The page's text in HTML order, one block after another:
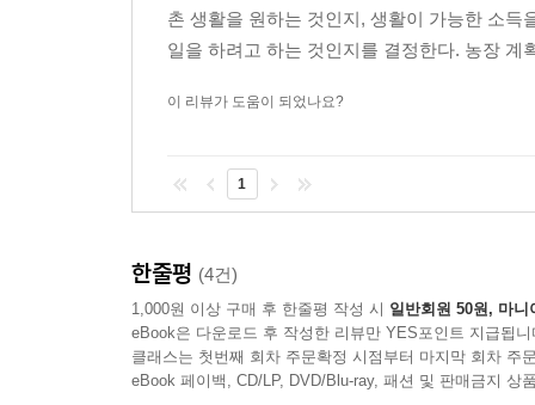
제를 통해 선순환적 인구증가와 순환적 지역경제
면, 농사를 지어서 혹은 농촌에서 할 수 있는 일
다면, 생활의 여유는 도시와 달라지지 않는다. 돈
보자. 나를 살려보자. 도시에서 쌓은 경험과 지식
이 없는 자본주의 시장에서 느낄 수 없었던 것까
--- 「3부 농촌살림 ‘사회적으로 농사짓기」
촌 생활을 원하는 것인지, 생활이 가능한 소
일을 하려고 하는 것인지를 결정한다. 농장
이 리뷰가 도움이 되었나요?
1
한줄평 (4건)
1,000원 이상 구매 후 한줄평 작성 시 일반회원 50원, 마니
eBook은 다운로드 후 작성한 리뷰만 YES포인트 지급됩니
클래스는 첫번째 회차 주문확정 시점부터 마지막 회차 주
eBook 페이백, CD/LP, DVD/Blu-ray, 패션 및 판매금지 상